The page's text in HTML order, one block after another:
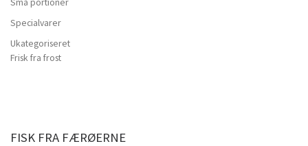
Specialvarer
Ukategoriseret
Frisk fra frost
FISK FRA FÆRØERNE